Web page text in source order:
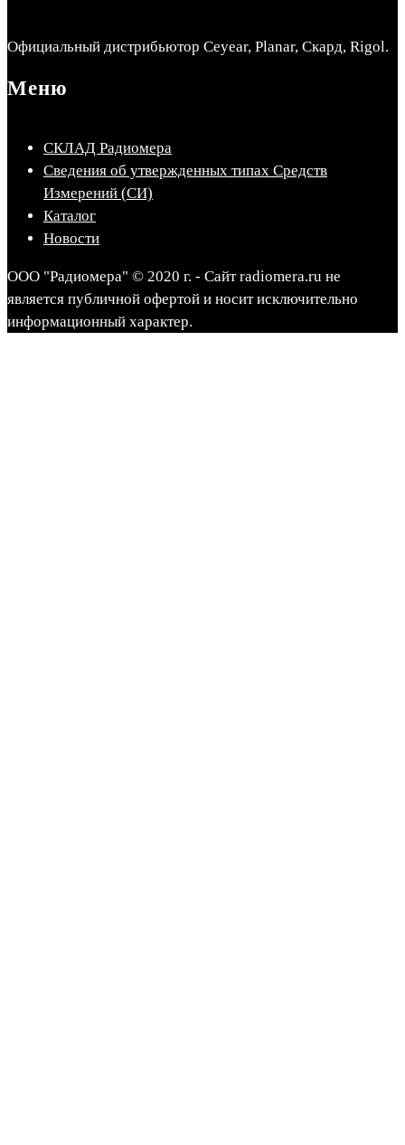
Официальный дистрибьютор Ceyear, Planar, Скард, Rigol.
Меню
СКЛАД Радиомера
Сведения об утвержденных типах Средств
Измерений (СИ)
Каталог
Новости
ООО "Радиомера" © 2020 г. - Сайт radiomera.ru не
является публичной офертой и носит исключительно
информационный характер.